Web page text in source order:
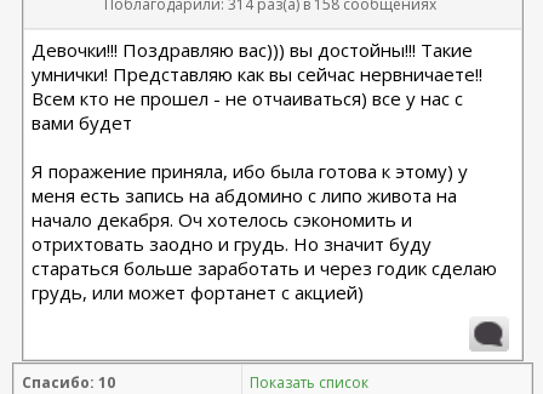
Поблагодарили: 314 раз(а) в 158 сообщениях
Девочки!!! Поздравляю вас))) вы достойны!!! Такие
умнички! Представляю как вы сейчас нервничаете!!
Всем кто не прошел - не отчаиваться) все у нас с
вами будет
Я поражение приняла, ибо была готова к этому) у
меня есть запись на абдомино с липо живота на
начало декабря. Оч хотелось сэкономить и
отрихтовать заодно и грудь. Но значит буду
стараться больше заработать и через годик сделаю
грудь, или может фортанет с акцией)
Спасибо: 10 Показать список